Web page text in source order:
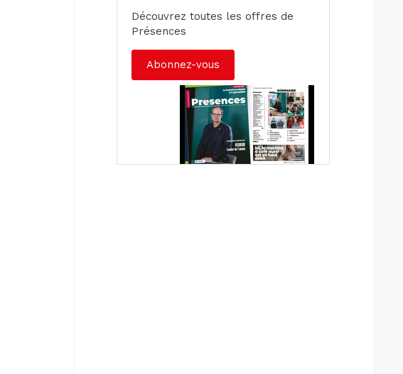
Découvrez toutes les offres de
Présences
Abonnez-vous